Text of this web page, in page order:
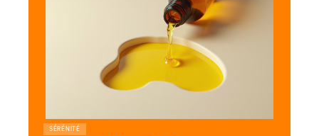
SÉRÉNITÉ